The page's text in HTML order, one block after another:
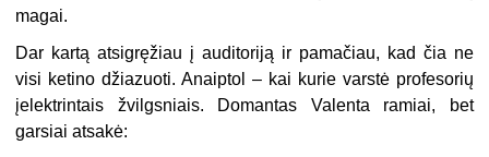
magai.
Dar kartą atsigręžiau į auditoriją ir pamačiau, kad čia ne
visi ketino džiazuoti. Anaiptol – kai kurie varstė profesorių
įelektrintais žvilgsniais. Domantas Valenta ramiai, bet
garsiai atsakė: